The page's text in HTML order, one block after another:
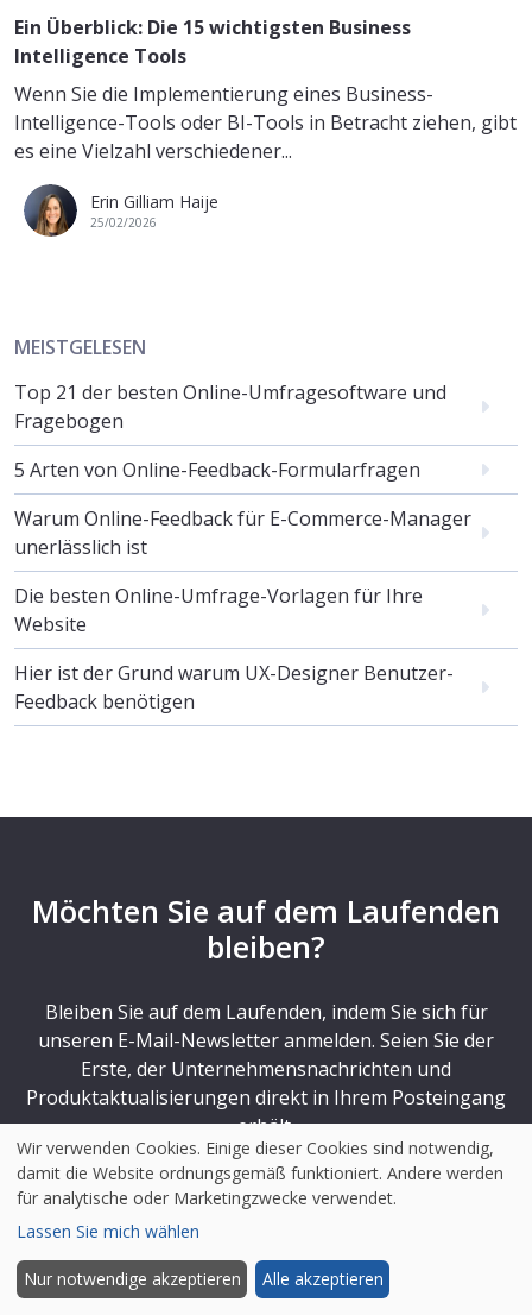
Ein Überblick: Die 15 wichtigsten Business
Intelligence Tools
Wenn Sie die Implementierung eines Business-
Intelligence-Tools oder BI-Tools in Betracht ziehen, gibt
es eine Vielzahl verschiedener...
Erin Gilliam Haije
25/02/2026
MEISTGELESEN
Top 21 der besten Online-Umfragesoftware und
Fragebogen
5 Arten von Online-Feedback-Formularfragen
Warum Online-Feedback für E-Commerce-Manager
unerlässlich ist
Die besten Online-Umfrage-Vorlagen für Ihre
Website
Hier ist der Grund warum UX-Designer Benutzer-
Feedback benötigen
Möchten Sie auf dem Laufenden
bleiben?
Bleiben Sie auf dem Laufenden, indem Sie sich für
unseren E-Mail-Newsletter anmelden. Seien Sie der
Erste, der Unternehmensnachrichten und
Produktaktualisierungen direkt in Ihrem Posteingang
erhält.
Keine Sorge, Sie können sich jederzeit abmelden.
Your
Wir verwenden Cookies. Einige dieser Cookies sind notwendig,
damit die Website ordnungsgemäß funktioniert. Andere werden
für analytische oder Marketingzwecke verwendet.
Lassen Sie mich wählen
Nur notwendige akzeptieren Alle akzeptieren